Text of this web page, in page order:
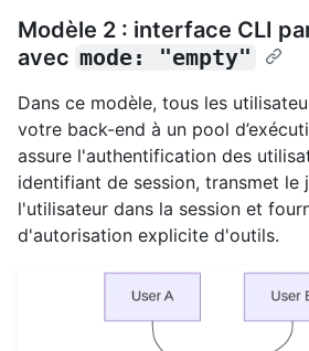
Modèle 2 : interface CLI
avec mode: "empty"
Dans ce modèle, tous les
votre back-end à un pool
assure l'authentification des
identifiant de session, transmet le
l'utilisateur dans la session et
d'autorisation explicite d'outils.